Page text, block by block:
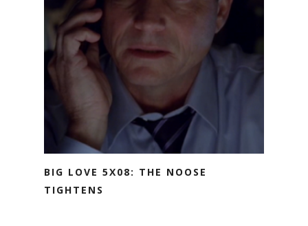
BIG LOVE 5X08: THE NOOSE
TIGHTENS